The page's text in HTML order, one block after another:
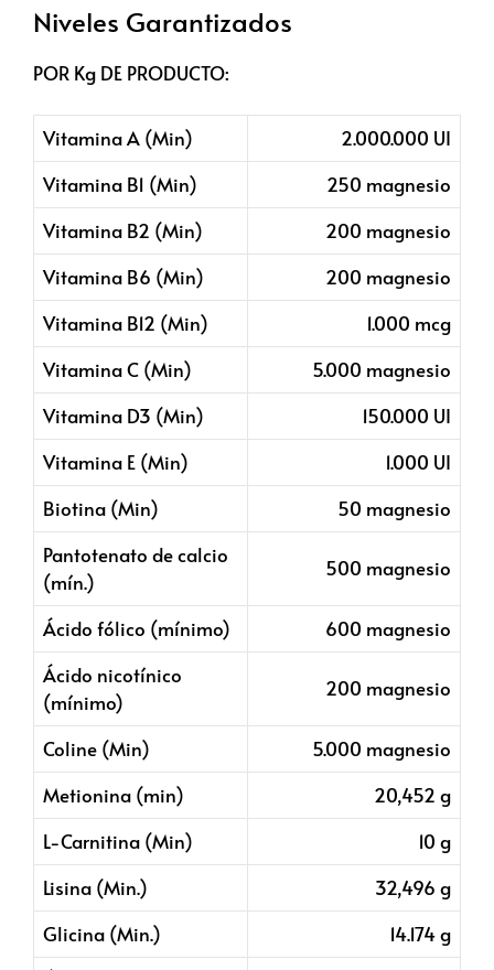
Niveles Garantizados
POR Kg DE PRODUCTO:
Vitamina A (Min)
2.000.000 UI
Vitamina B1 (Min)
250 magnesio
Vitamina B2 (Min)
200 magnesio
Vitamina B6 (Min)
200 magnesio
Vitamina B12 (Min)
1.000 mcg
Vitamina C (Min)
5.000 magnesio
Vitamina D3 (Min)
150.000 UI
Vitamina E (Min)
1.000 UI
Biotina (Min)
50 magnesio
Pantotenato de calcio
(mín.)
500 magnesio
Ácido fólico (mínimo)
600 magnesio
Ácido nicotínico
(mínimo)
200 magnesio
Coline (Min)
5.000 magnesio
Metionina (min)
20,452 g
L-Carnitina (Min)
10 g
Lisina (Min.)
32,496 g
Glicina (Min.)
14.174 g